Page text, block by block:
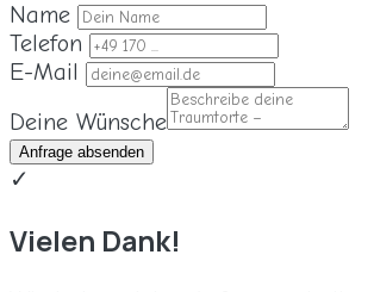
Name
Telefon
E-Mail
Deine Wünsche
Anfrage absenden
✓
Vielen Dank!